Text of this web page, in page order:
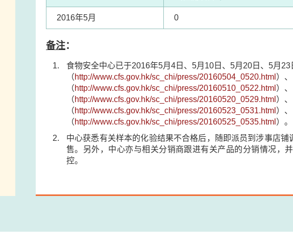
2016年5月 0
备注：
食物安全中心已于2016年5月4日、5月10日、5月20日、5月
（http://www.cfs.gov.hk/sc_chi/press/20160504_0520.html ）、
（http://www.cfs.gov.hk/sc_chi/press/20160510_0522.html ）、
（http://www.cfs.gov.hk/sc_chi/press/20160520_0529.html ）、
（http://www.cfs.gov.hk/sc_chi/press/20160523_0531.html ）、
（http://www.cfs.gov.hk/sc_chi/press/20160525_0535.html ）。
中心获悉有关样本的化验结果不合格后，随即派员到涉事店
售。另外，中心亦与相关分销商跟进有关产品的分销情况，
控。